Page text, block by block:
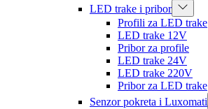
LED trake i pribor
Profili za LED trake
LED trake 12V
Pribor za profile
LED trake 24V
LED trake 220V
Pribor za LED trake
Senzor pokreta i Luxomati